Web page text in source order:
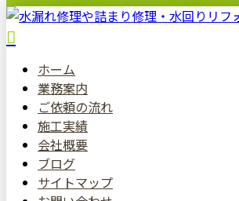
ホーム
業務案内
ご依頼の流れ
施工実績
会社概要
ブログ
サイトマップ